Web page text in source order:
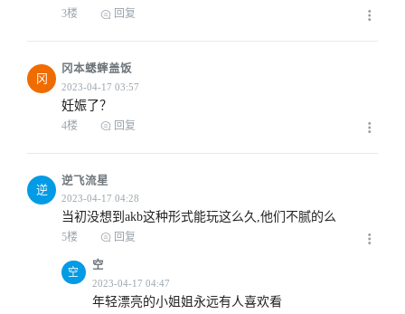
3楼 回复
冈
冈本蟋蟀盖饭
妊娠了？
4楼 回复
逆
逆飞流星
当初没想到akb这种形式能玩这么久,他们不腻的么
5楼 回复
空
空
年轻漂亮的小姐姐永远有人喜欢看